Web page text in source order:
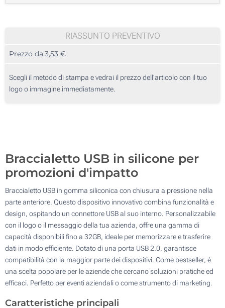
Serigrafia a 1 Colore
Serigrafia a 3 Colori
Serigrafia a 4 Colori
tuo logo:
Serigrafia a 4 Colori
200
500
1000
RIASSUNTO PREVENTIVO
Prezzo da:3,53 €
Scegli il metodo di stampa e vedrai il prezzo dell'articolo con il tuo
logo o immagine immediatamente.
Braccialetto USB in silicone per
promozioni d'impatto
Braccialetto USB in gomma siliconica con chiusura a pressione nella
parte anteriore. Questo dispositivo innovativo combina funzionalità e
design, ospitando un connettore USB al suo interno. Personalizzabile
con il logo o il messaggio della tua azienda, offre una gamma di
capacità disponibili fino a 32GB, ideale per memorizzare e trasferire
dati in modo efficiente. Dotato di una porta USB 2.0, garantisce
compatibilità con la maggior parte dei dispositivi. Come bestseller, è
una scelta popolare per le aziende che cercano soluzioni pratiche ed
efficaci. Perfetto per eventi aziendali o come strumento di marketing.
Caratteristiche principali